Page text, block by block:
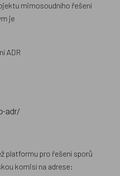
mimosoudního řešení
je
ADR
adr/
platformu pro řešení sporů
komisí na adrese: